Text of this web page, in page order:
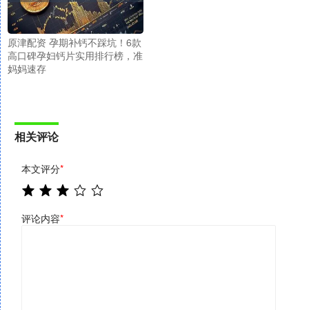
原津配资 孕期补钙不踩坑！6款
高口碑孕妇钙片实用排行榜，准
妈妈速存
相关评论
本文评分*
评论内容*